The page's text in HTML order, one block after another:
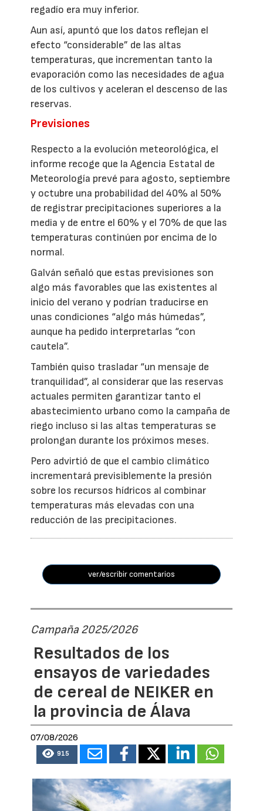
regadío era muy inferior.
Aun así, apuntó que los datos reflejan el
efecto “considerable” de las altas
temperaturas, que incrementan tanto la
evaporación como las necesidades de agua
de los cultivos y aceleran el descenso de las
reservas.
Previsiones
Respecto a la evolución meteorológica, el
informe recoge que la Agencia Estatal de
Meteorología prevé para agosto, septiembre
y octubre una probabilidad del 40% al 50%
de registrar precipitaciones superiores a la
media y de entre el 60% y el 70% de que las
temperaturas continúen por encima de lo
normal.
Galván señaló que estas previsiones son
algo más favorables que las existentes al
inicio del verano y podrían traducirse en
unas condiciones “algo más húmedas”,
aunque ha pedido interpretarlas “con
cautela”.
También quiso trasladar “un mensaje de
tranquilidad”, al considerar que las reservas
actuales permiten garantizar tanto el
abastecimiento urbano como la campaña de
riego incluso si las altas temperaturas se
prolongan durante los próximos meses.
Pero advirtió de que el cambio climático
incrementará previsiblemente la presión
sobre los recursos hídricos al combinar
temperaturas más elevadas con una
reducción de las precipitaciones.
ver/escribir comentarios
Campaña 2025/2026
Resultados de los
ensayos de variedades
de cereal de NEIKER en
la provincia de Álava
07/08/2026
915